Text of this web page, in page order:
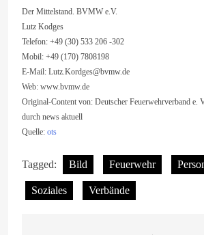
Der Mittelstand. BVMW e.V.
Lutz Kodges
Telefon: +49 (30) 533 206 -302
Mobil: +49 (170) 7808198
E-Mail: Lutz.Kordges@bvmw.de
Web: www.bvmw.de
Original-Content von: Deutscher Feuerwehrverband e.
durch news aktuell
Quelle: ots
Tagged: Bild Feuerwehr
Soziales Verbände